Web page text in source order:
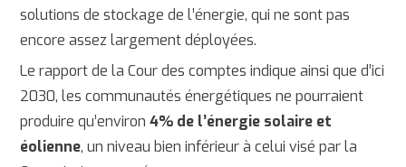
solutions de stockage de l’énergie, qui ne sont pas
encore assez largement déployées.
Le rapport de la Cour des comptes indique ainsi que d’ici
2030, les communautés énergétiques ne pourraient
produire qu’environ 4% de l’énergie solaire et
éolienne, un niveau bien inférieur à celui visé par la